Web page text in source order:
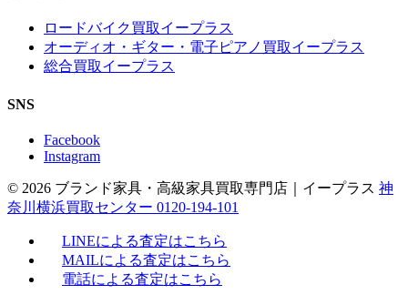
ロードバイク買取イープラス
オーディオ・ギター・電子ピアノ買取イープラス
総合買取イープラス
SNS
Facebook
Instagram
© 2026 ブランド家具・高級家具買取専門店｜イープラス 神
奈川横浜買取センター 0120-194-101
LINEによる査定はこちら
MAILによる査定はこちら
電話による査定はこちら